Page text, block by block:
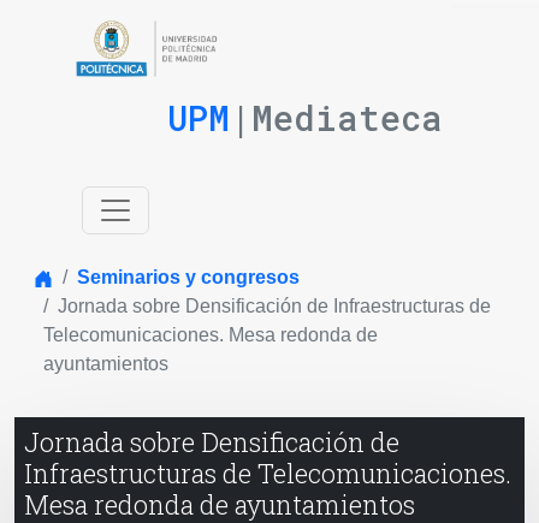
UPM |Mediateca
Inicio
Seminarios y congresos
Jornada sobre Densificación de Infraestructuras de
Telecomunicaciones. Mesa redonda de
ayuntamientos
Jornada sobre Densificación de
Infraestructuras de Telecomunicaciones.
Mesa redonda de ayuntamientos